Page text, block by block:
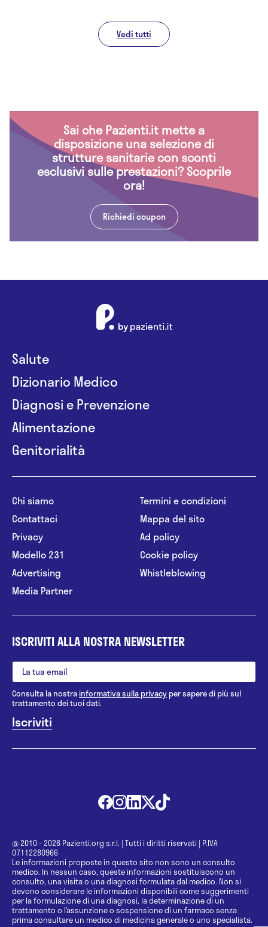
Vedi tutti
Sai che Pazienti.it mette a
disposizione una selezione di
strutture sanitarie con sconti
esclusivi sulle prestazioni? Scoprile
ora!
Richiedi coupon
Salute
Dizionario Medico
Diagnosi e Prevenzione
Alimentazione
Genitorialità
Chi siamo
Contattaci
Privacy
Modello 231
Advertising
Media Partner
Termini e condizioni
Mappa del sito
Ad policy
Cookie policy
Whistleblowing
ISCRIVITI ALLA NOSTRA NEWSLETTER
Consulta la nostrainformativa sulla privacy per sapere di più sul
trattamento dei tuoi dati.
@ 2010 - 2026 Pazienti.org s.r.l. | Tutti i diritti riservati | P.IVA
07112280966
Le informazioni proposte in questo sito non sono un consulto
medico. In nessun caso, queste informazioni sostituiscono un
consulto, una visita o una diagnosi formulata dal medico. Non si
devono considerare le informazioni disponibili come suggerimenti
per la formulazione di una diagnosi, la determinazione di un
trattamento o l’assunzione o sospensione di un farmaco senza
prima consultare un medico di medicina generale o uno specialista.